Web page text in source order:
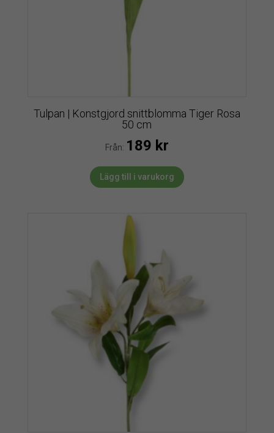
Tulpan | Konstgjord snittblomma Tiger Rosa
50 cm
Från: 189 kr
Lägg till i varukorg